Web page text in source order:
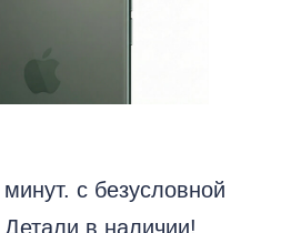
с безусловной
Детали в наличии!